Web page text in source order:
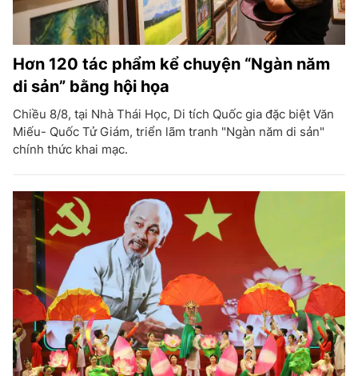
Hơn 120 tác phẩm kể chuyện “Ngàn năm
di sản” bằng hội họa
Chiều 8/8, tại Nhà Thái Học, Di tích Quốc gia đặc biệt Văn
Miếu- Quốc Tử Giám, triển lãm tranh "Ngàn năm di sản"
chính thức khai mạc.